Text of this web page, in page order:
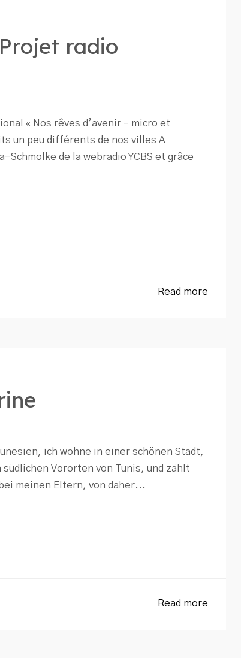
radio
« Nos rêves d’avenir – micro et
un peu différents de nos villes A
Schmolke de la webradio YCBS et grâce
Read more
ich wohne in einer schönen Stadt,
Vororten von Tunis, und zählt
meinen Eltern, von daher...
Read more